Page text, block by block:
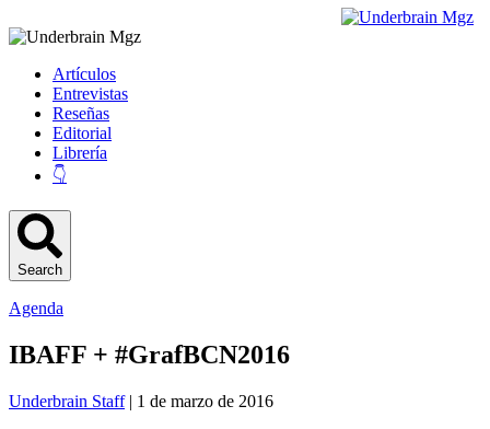
Artículos
Entrevistas
Reseñas
Editorial
Librería
👇
Search
Agenda
IBAFF + #GrafBCN2016
Underbrain Staff| 1 de marzo de 2016